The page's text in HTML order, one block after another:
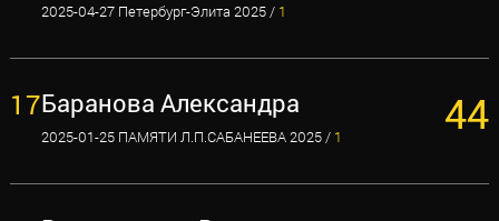
2025-04-27 Петербург-Элита 2025 / 1
17Баранова Александра
2025-01-25 ПАМЯТИ Л.П.САБАНЕЕВА 2025 / 1 44